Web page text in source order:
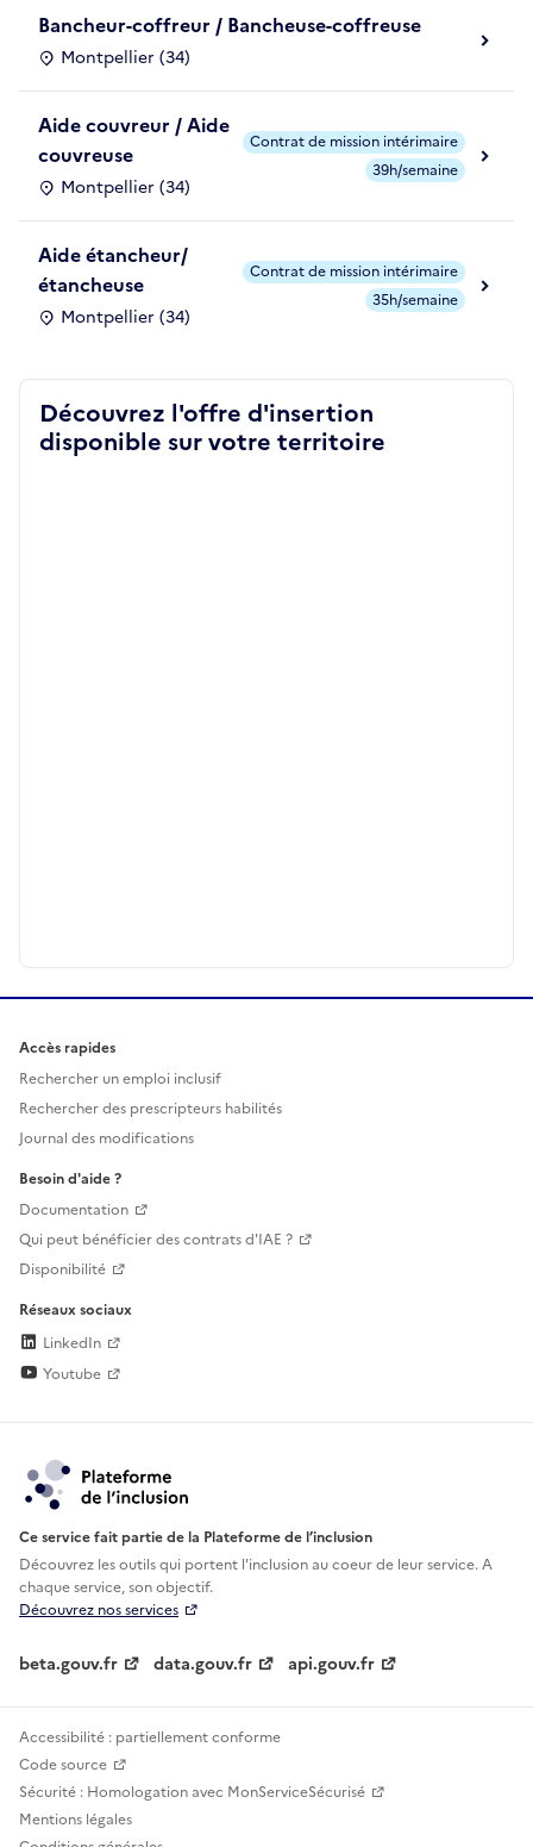
Bancheur-coffreur / Bancheuse-coffreuse
Montpellier (34)
Aide couvreur / Aide
couvreuse
Montpellier (34)
Contrat de mission intérimaire
39h/semaine
Aide étancheur/
étancheuse
Montpellier (34)
Contrat de mission intérimaire
35h/semaine
Découvrez l'offre d'insertion
disponible sur votre territoire
Accès rapides
Rechercher un emploi inclusif
Rechercher des prescripteurs habilités
Journal des modifications
Besoin d'aide ?
Documentation
Qui peut bénéficier des contrats d'IAE ?
Disponibilité
Réseaux sociaux
LinkedIn
Youtube
Ce service fait partie de la Plateforme de l’inclusion
Découvrez les outils qui portent l'inclusion aucoeur de leur service. A
chaque service, son objectif.
Découvrez nos services
beta.gouv.fr data.gouv.fr api.gouv.fr
Accessibilité : partiellement conforme
Code source
Sécurité : Homologation avec MonServiceSécurisé
Mentions légales